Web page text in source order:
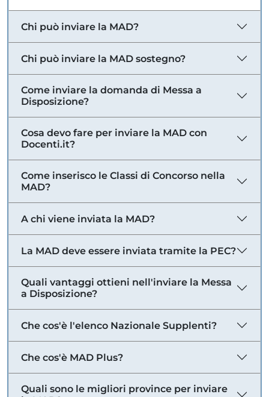
Chi può inviare la MAD?
Chi può inviare la MAD sostegno?
Come inviare la domanda di Messa a
Disposizione?
Cosa devo fare per inviare la MAD con
Docenti.it?
Come inserisco le Classi di Concorso nella
MAD?
A chi viene inviata la MAD?
La MAD deve essere inviata tramite la PEC?
Quali vantaggi ottieni nell'inviare la Messa
a Disposizione?
Che cos'è l'elenco Nazionale Supplenti?
Che cos'è MAD Plus?
Quali sono le migliori province per inviare